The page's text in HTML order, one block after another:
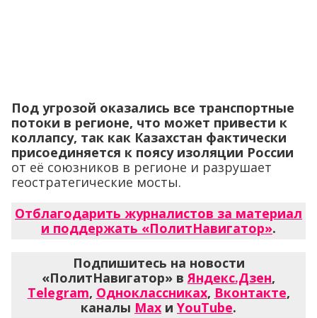
Под угрозой оказались все транспортные
потоки в регионе, что может привести к
коллапсу, так как Казахстан фактически
присоединяется к поясу изоляции России
от её союзников в регионе и разрушает
геостратегические мосты.
Отблагодарить журналистов за материал
и поддержать «ПолитНавигатор».
Подпишитесь на новости
«ПолитНавигатор» вЯндекс.Дзен,
Telegram, Одноклассниках, Вконтакте,
каналы Max и YouTube.